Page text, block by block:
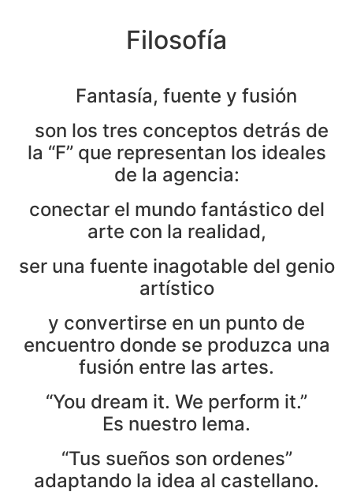
Filosofía
Fantasía, fuente y fusión
son los tres conceptos detrás de
la “F” que representan los ideales
de la agencia:
conectar el mundo fantástico del
arte con la realidad,
ser una fuente inagotable del genio
artístico
y convertirse en un punto de
encuentro donde se produzca una
fusión entre las artes.
“You dream it. We perform it.”
Es nuestro lema.
“Tus sueños son ordenes”
adaptando la idea al castellano.